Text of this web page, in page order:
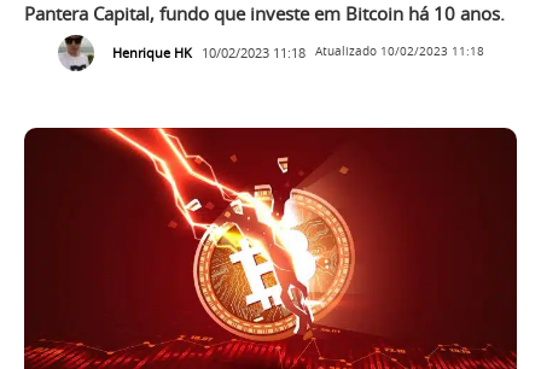
Pantera Capital, fundo que investe em Bitcoin há 10 anos.
Henrique HK 10/02/2023 11:18 Atualizado 10/02/2023 11:18